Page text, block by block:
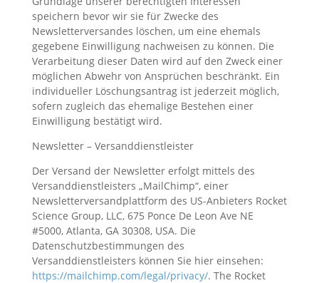
speichern bevor wir sie für Zwecke des
Newsletterversandes löschen, um eine ehemals
gegebene Einwilligung nachweisen zu können. Die
Verarbeitung dieser Daten wird auf den Zweck einer
möglichen Abwehr von Ansprüchen beschränkt. Ein
individueller Löschungsantrag ist jederzeit möglich,
sofern zugleich das ehemalige Bestehen einer
Einwilligung bestätigt wird.
Newsletter – Versanddienstleister
Der Versand der Newsletter erfolgt mittels des
Versanddienstleisters „MailChimp“, einer
Newsletterversandplattform des US-Anbieters Rocket
Science Group, LLC, 675 Ponce De Leon Ave NE
#5000, Atlanta, GA 30308, USA. Die
Datenschutzbestimmungen des
Versanddienstleisters können Sie hier einsehen:
https://mailchimp.com/legal/privacy/. The Rocket